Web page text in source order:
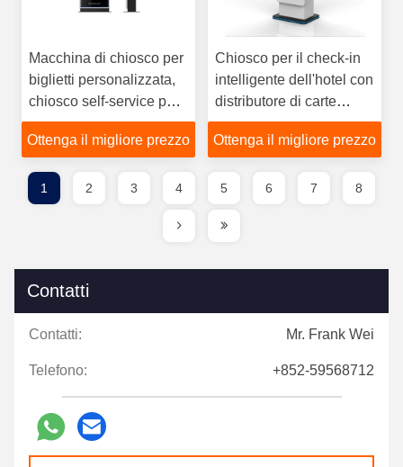
Macchina di chiosco per
biglietti personalizzata,
chiosco self-service per
teatro, aree pubbliche,
ecc., Fornisce un
risparmia costi
Ottenga il migliore prezzo
Chiosco per il check-in
intelligente dell'hotel con
distributore di carte
chiave e stampante
Ottenga il migliore prezzo
1 2 3 4 5 6 7 8
Contatti
Contatti: Mr. Frank Wei
Telefono: +852-59568712